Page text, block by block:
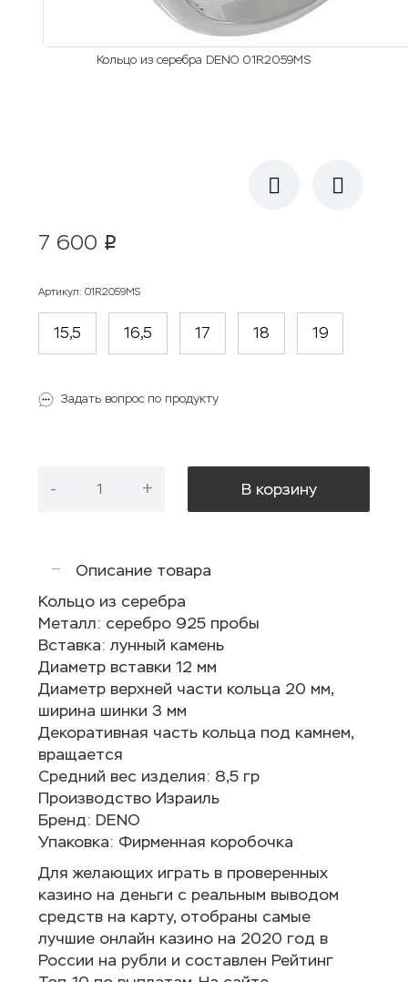
Кольцо из серебра DENO 01R2059MS
7 600 p
Артикул: 01R2059MS
15,5 16,5 17 18 19
Задать вопрос по продукту
- + В корзину
Описание товара
Кольцо из серебра
Металл: серебро 925 пробы
Вставка: лунный камень
Диаметр вставки 12 мм
Диаметр верхней части кольца 20 мм,
ширина шинки 3 мм
Декоративная часть кольца под камнем,
вращается
Средний вес изделия: 8,5 гр
Производство Израиль
Бренд: DENO
Упаковка: Фирменная коробочка
Для желающих играть в проверенных
казино на деньги с реальным выводом
средств на карту, отобраны самые
лучшие онлайн казино на 2020 год в
России на рубли и составлен Рейтинг